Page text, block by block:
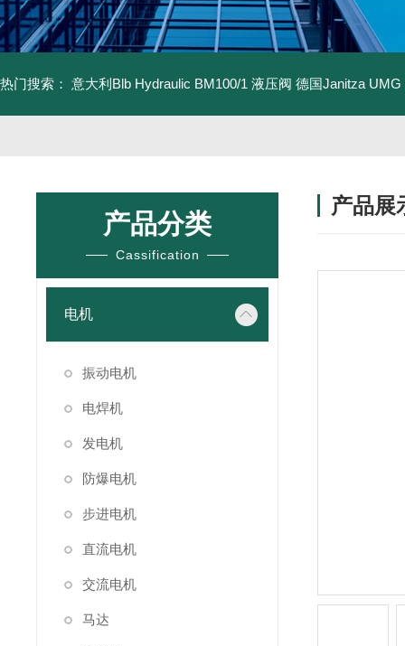
热门搜索： 意大利Blb Hydraulic BM100/1 液压阀 德国Janitza UMG
产品分类
Cassification
电机
振动电机
电焊机
发电机
防爆电机
步进电机
直流电机
交流电机
马达
产品展